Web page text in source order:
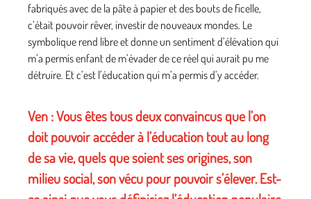
fabriqués avec de la pâte à papier et des bouts de ficelle,
c’était pouvoir rêver, investir de nouveaux mondes. Le
symbolique rend libre et donne un sentiment d’élévation qui
m’a permis enfant de m’évader de ce réel qui aurait pu me
détruire. Et c’est l’éducation qui m’a permis d’y accéder.
Ven: Vous êtes tous deux convaincus que l’on
doit pouvoir accéder à l’éducation tout au long
de sa vie, quels que soient ses origines, son
milieu social, son vécu pour pouvoir s’élever. Est-